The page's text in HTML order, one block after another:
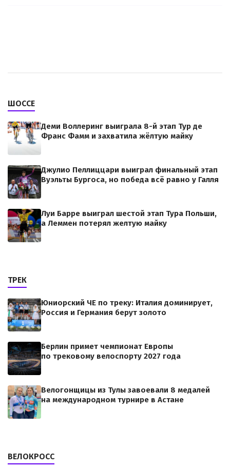
ШОССЕ
Деми Воллеринг выиграла 8-й этап Тур де
Франс Фамм и захватила жёлтую майку
Джулио Пеллиццари выиграл финальный этап
Вуэльты Бургоса, но победа всё равно у Галля
Луи Барре выиграл шестой этап Тура Польши,
а Леммен потерял желтую майку
ТРЕК
Юниорский ЧЕ по треку: Италия доминирует,
Россия и Германия берут золото
Берлин примет чемпионат Европы
по трековому велоспорту 2027 года
Велогонщицы из Тулы завоевали 8 медалей
на международном турнире в Астане
ВЕЛОКРОСС